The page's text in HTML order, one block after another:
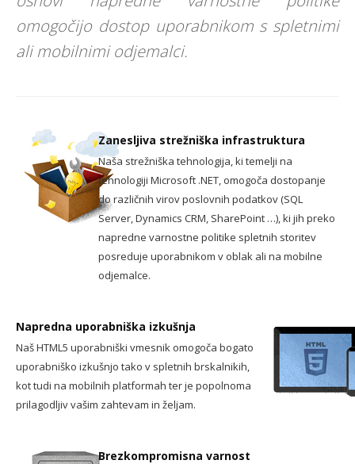
omogočijo dostop uporabnikom s spletnimi
ali mobilnimi odjemalci.
Zanesljiva strežniška infrastruktura
Naša strežniška tehnologija, ki temelji na
tehnologiji Microsoft .NET, omogoča dostopanje
do različnih virov poslovnih podatkov (SQL
Server, Dynamics CRM, SharePoint …), ki jih preko
napredne varnostne politike spletnih storitev
posreduje uporabnikom v oblak ali na mobilne
odjemalce.
Napredna uporabniška izkušnja
Naš HTML5 uporabniški vmesnik omogoča bogato
uporabniško izkušnjo tako v spletnih brskalnikih,
kot tudi na mobilnih platformah ter je popolnoma
prilagodljiv vašim zahtevam in željam.
Brezkompromisna varnost